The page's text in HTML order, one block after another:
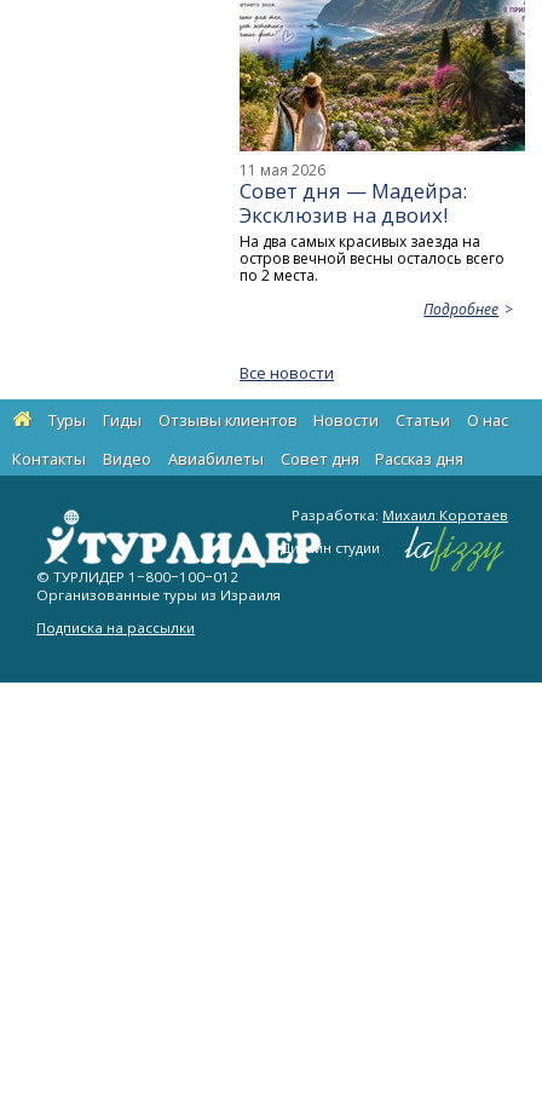
11 мая 2026
Совет дня — Мадейра:
Эксклюзив на двоих!
На два самых красивых заезда на
остров вечной весны осталось всего
по 2 места.
Подробнее
Все новости
Туры Гиды Отзывы клиентов Новости Статьи
О нас
Контакты
Видео Авиабилеты Cовет дня Рассказ дня
© ТУРЛИДЕР 1−800−100−012
Организованные туры из Израиля
Подписка на рассылки
Разработка: Михаил Коротаев
Дизайн студии